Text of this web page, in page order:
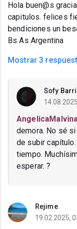
Hola buen@s
capitulos. felices
bendiciones un
Bs As Argentina
Mostrar 3
Sofy
demora. No sé
de subir
tiempo.
esperar. ?
Rejime
19.02.2025,